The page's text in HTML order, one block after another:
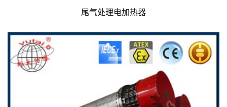
尾气处理电加热器